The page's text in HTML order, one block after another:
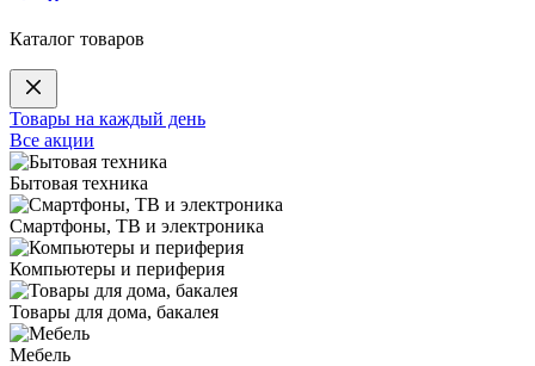
Каталог товаров
Товары на каждый день
Все акции
Бытовая техника
Смартфоны, ТВ и электроника
Компьютеры и периферия
Товары для дома, бакалея
Мебель